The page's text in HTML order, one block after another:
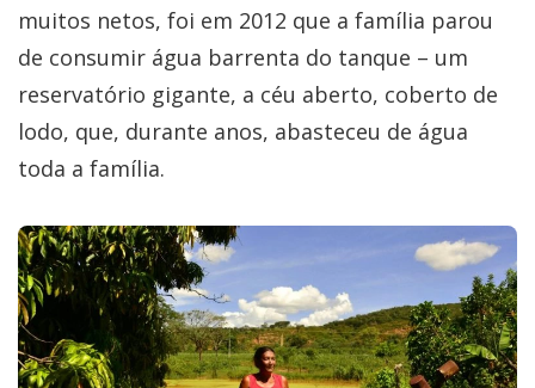
muitos netos, foi em 2012 que a família parou
de consumir água barrenta do tanque – um
reservatório gigante, a céu aberto, coberto de
lodo, que, durante anos, abasteceu de água
toda a família.